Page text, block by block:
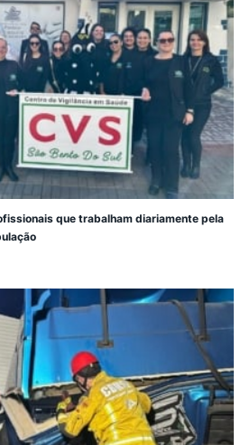
que trabalham diariamente pela